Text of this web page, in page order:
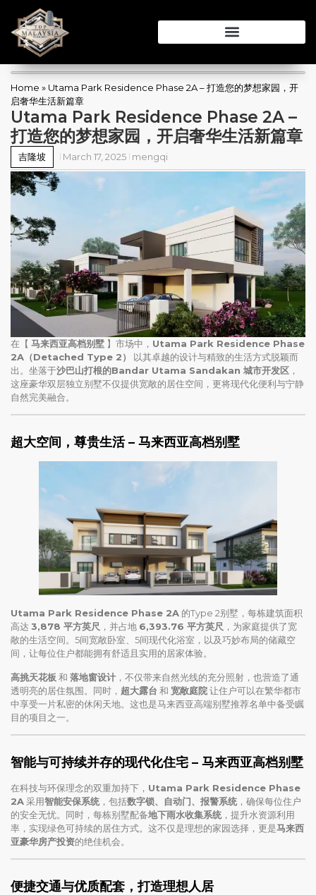
Home » Utama Park Residence Phase 2A – 打造您的梦想家园，开
启奢华生活新篇章
Utama Park Residence Phase 2A –
打造您的梦想家园，开启奢华生活新篇章
吉隆坡 March 17, 2025 mengqi
在【 马来西亚高档别墅 】市场中， Utama Park Residence Phase
2A（Detached Type 2）
以其卓越的设计与精致的生活方式脱颖而
出。坐落于沙巴山打根的Bandar Utama Sandakan 城市开发区 ，
这座豪华双层独立别墅不仅提供宽敞的居住空间，更将现代化便利与宁静
自然完美融合。
超大空间，尊贵生活– 马来西亚高档别墅
Utama Park Residence Phase 2A 的Type 2别墅，每栋建筑面积
高达 3,878 平方英尺 ，并占地 6,393.76 平方英尺 ，为家庭提供了宽
敞的生活空间。5间宽敞卧室、5间现代化浴室，以及巧妙布局的储藏空
间，让每位住户都能拥有舒适且实用的居家体验。
高挑天花板 和 落地窗设计 ，不仅带来自然光线的充分照射，也营造了通
透明亮的居住氛围。同时， 超大露台 和 宽敞庭院让住户可以在繁华都市
中享受一片私密的休闲天地。这也是马来西亚高端别墅推荐名单中备受瞩
目的项目之一。
智能与可持续并存的现代化住宅 – 马来西亚高档别墅
在科技与环保理念的双重加持下， Utama Park Residence Phase
2A采用智能安保系统 ，包括数字锁、自动门、报警系统 ，确保每位住户
的安全无忧。同时，每栋别墅配备地下雨水收集系统 ，提升水资源利用
率，实现绿色可持续的居住方式。这不仅是理想的家园选择，更是马来西
亚豪华房产投资的绝佳机会。
便捷交通与优质配套，打造理想人居